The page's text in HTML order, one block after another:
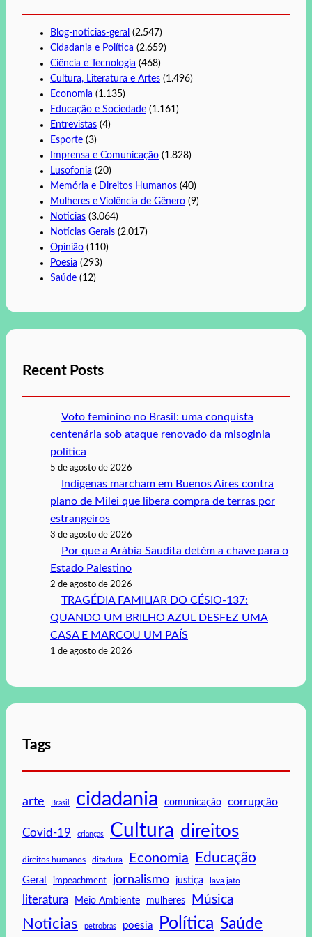
Blog-noticias-geral (2.547)
Cidadania e Política (2.659)
Ciência e Tecnologia (468)
Cultura, Literatura e Artes (1.496)
Economia (1.135)
Educação e Sociedade (1.161)
Entrevistas (4)
Esporte (3)
Imprensa e Comunicação (1.828)
Lusofonia (20)
Memória e Direitos Humanos (40)
Mulheres e Violência de Gênero (9)
Noticias (3.064)
Notícias Gerais (2.017)
Opinião (110)
Poesia (293)
Saúde (12)
Recent Posts
Voto feminino no Brasil: uma conquista
centenária sob ataque renovado da misoginia
política
5 de agosto de 2026
Indígenas marcham em Buenos Aires contra
plano de Milei que libera compra de terras por
estrangeiros
3 de agosto de 2026
Por que a Arábia Saudita detém a chave para o
Estado Palestino
2 de agosto de 2026
TRAGÉDIA FAMILIAR DO CÉSIO-137:
QUANDO UM BRILHO AZUL DESFEZ UMA
CASA E MARCOU UM PAÍS
1 de agosto de 2026
Tags
arte Brasil cidadania comunicação corrupção
Covid-19 crianças Cultura direitos
direitos humanos ditadura Economia Educação
Geral impeachment jornalismo justiça lava jato
literatura Meio Ambiente mulheres Música
Noticias petrobras poesia Política Saúde